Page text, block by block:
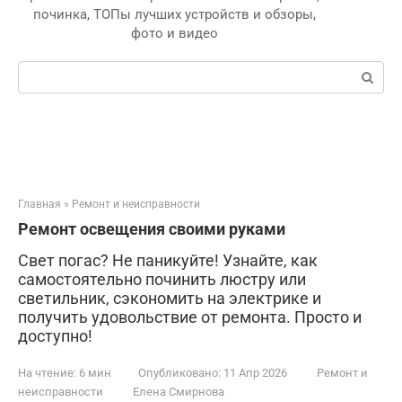
починка, ТОПы лучших устройств и обзоры,
фото и видео
Поиск:
Главная » Ремонт и неисправности
Ремонт освещения своими руками
Свет погас? Не паникуйте! Узнайте, как
самостоятельно починить люстру или
светильник, сэкономить на электрике и
получить удовольствие от ремонта. Просто и
доступно!
На чтение: 6 мин Опубликовано: 11 Апр 2026
Ремонт и
неисправности
Елена Смирнова